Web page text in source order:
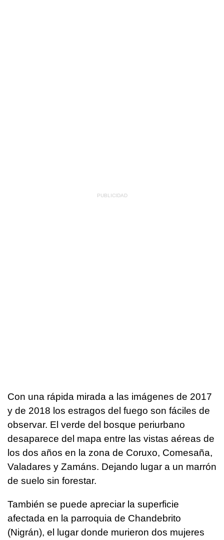
Con una rápida mirada a las imágenes de 2017
y de 2018 los estragos del fuego son fáciles de
observar. El verde del bosque periurbano
desaparece del mapa entre las vistas aéreas de
los dos años en la zona de Coruxo, Comesaña,
Valadares y Zamáns. Dejando lugar a un marrón
de suelo sin forestar.
También se puede apreciar la superficie
afectada en la parroquia de Chandebrito
(Nigrán), el lugar donde murieron dos mujeres